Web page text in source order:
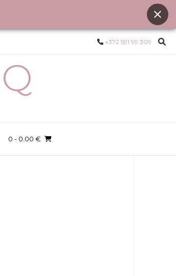
+372 591 99 309
0 - 0.00 €